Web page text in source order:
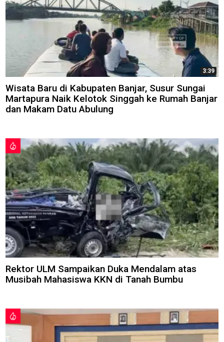
3:39
Wisata Baru di Kabupaten Banjar, Susur Sungai
Martapura Naik Kelotok Singgah ke Rumah Banjar
dan Makam Datu Abulung
Rektor ULM Sampaikan Duka Mendalam atas
Musibah Mahasiswa KKN di Tanah Bumbu